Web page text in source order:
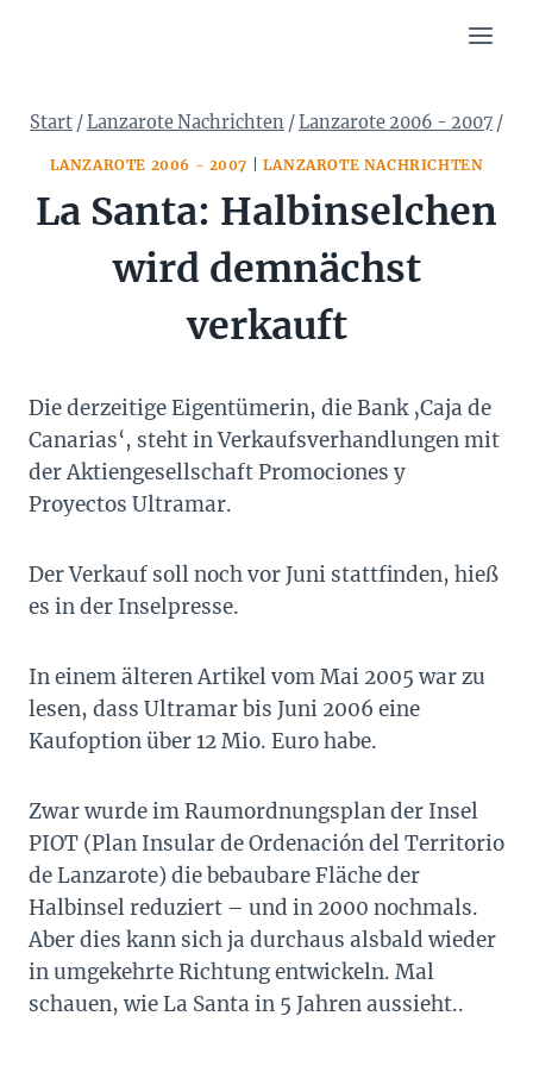
Start /Lanzarote Nachrichten /Lanzarote 2006 - 2007 /
LANZAROTE 2006 - 2007 LANZAROTE NACHRICHTEN
La Santa: Halbinselchen
wird demnächst
verkauft
Die derzeitige Eigentümerin, die Bank ‚Caja de
Canarias‘, steht in Verkaufsverhandlungen mit
der Aktiengesellschaft Promociones y
Proyectos Ultramar.
Der Verkauf soll noch vor Juni stattfinden, hieß
es in der Inselpresse.
In einem älteren Artikel vom Mai 2005 war zu
lesen, dass Ultramar bis Juni 2006 eine
Kaufoption über 12 Mio. Euro habe.
Zwar wurde im Raumordnungsplan der Insel
PIOT (Plan Insular de Ordenación del Territorio
de Lanzarote) die bebaubare Fläche der
Halbinsel reduziert – und in 2000 nochmals.
Aber dies kann sich ja durchaus alsbald wieder
in umgekehrte Richtung entwickeln. Mal
schauen, wie La Santa in 5 Jahren aussieht..